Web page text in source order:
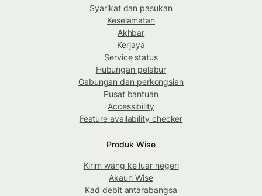
Syarikat dan pasukan
Keselamatan
Akhbar
Kerjaya
Service status
Hubungan pelabur
Gabungan dan perkongsian
Pusat bantuan
Accessibility
Feature availability checker
Produk Wise
Kirim wang ke luar negeri
Akaun Wise
Kad debit antarabangsa